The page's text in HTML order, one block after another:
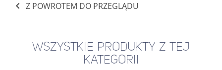
Z POWROTEM DO PRZEGLĄDU
WSZYSTKIE PRODUKTY Z TEJ
KATEGORII